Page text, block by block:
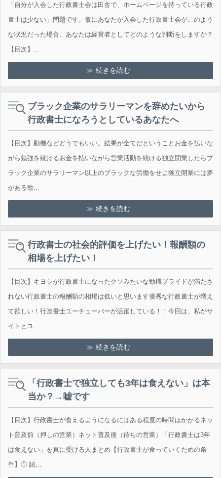
「自分が入会した行政書士会は田舎で、ホームページを持っている行政
書士は少ない」問題です。仮にあなたが入会した行政書士会がこのよう
な状況だった場合、あなたは経営者としてどのような判断をしますか？
【目次】...
続きを読む
ブラック企業のサラリーマンを辞めたいから
行政書士になろうとしているあなたへ
【目次】動機などどうでもいい。結果が全てだということお金を払いな
がら勉強を続けるお金を払いながら営業活動を続ける独立開業したらブ
ラック企業のサラリーマン以上のブラックな労働をせよ独立開業には夢
がある動...
続きを読む
行政書士の社会的評価を上げたい！報酬額の
相場を上げたい！
【目次】キヨシが行政書士になったクソみたいな動機プライドが満たさ
れない行政書士の報酬額の相場は低いと思います優秀な行政書士が増え
て欲しい！行政書士ユーチューバーが活躍している！！今回は、私がサ
イトとユ...
続きを読む
「行政書士で独立しても3年は食えない」は本
当か？→嘘です
【目次】行政書士が食えるようになるにはある程度の時間はかかるネッ
ト普及前（押しの営業）ネット普及後（待ちの営業）「行政書士は3年
は食えない」を真に受ける人まとめ【行政書士が食っていくための条
件】① 認...